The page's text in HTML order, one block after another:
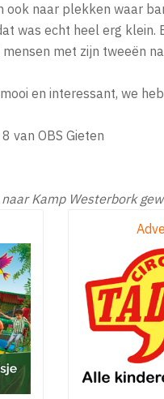
ook naar plekken waar
was echt heel erg klein.
met zijn tweeën
en interessant, we
van OBS Gieten
Kamp Westerbork